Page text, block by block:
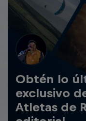
Obtén lo
exclusivo
Atletas de